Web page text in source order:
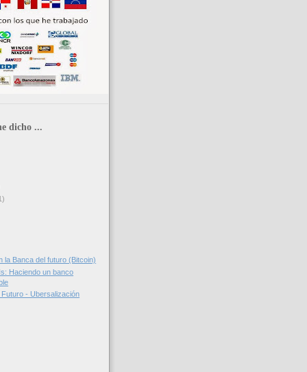
dicho ...
la Banca del futuro (Bitcoin)
Haciendo un banco
Futuro - Ubersalización